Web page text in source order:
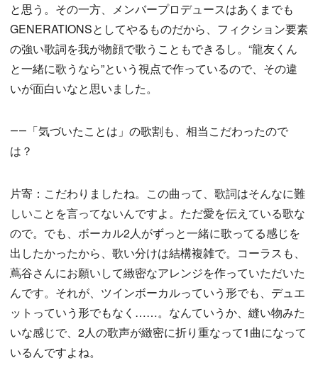
と思う。その一方、メンバープロデュースはあくまでも
GENERATIONSとしてやるものだから、フィクション要素
の強い歌詞を我が物顔で歌うこともできるし。“龍友くん
と一緒に歌うなら”という視点で作っているので、その違
いが面白いなと思いました。
――「気づいたことは」の歌割も、相当こだわったので
は？
片寄：こだわりましたね。この曲って、歌詞はそんなに難
しいことを言ってないんですよ。ただ愛を伝えている歌な
ので。でも、ボーカル2人がずっと一緒に歌ってる感じを
出したかったから、歌い分けは結構複雑で。コーラスも、
蔦谷さんにお願いして緻密なアレンジを作っていただいた
んです。それが、ツインボーカルっていう形でも、デュエ
ットっていう形でもなく……。なんていうか、縫い物みた
いな感じで、2人の歌声が緻密に折り重なって1曲になって
いるんですよね。